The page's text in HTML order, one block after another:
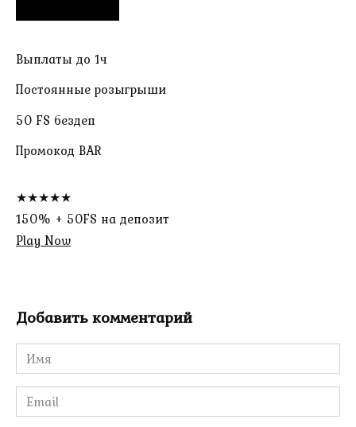
Выплаты до 1ч
Постоянные розыгрыши
50 FS бездеп
Промокод BAR
★★★★★
150% + 50FS на депозит
Play Now
Добавить комментарий
Имя
*
Email
*